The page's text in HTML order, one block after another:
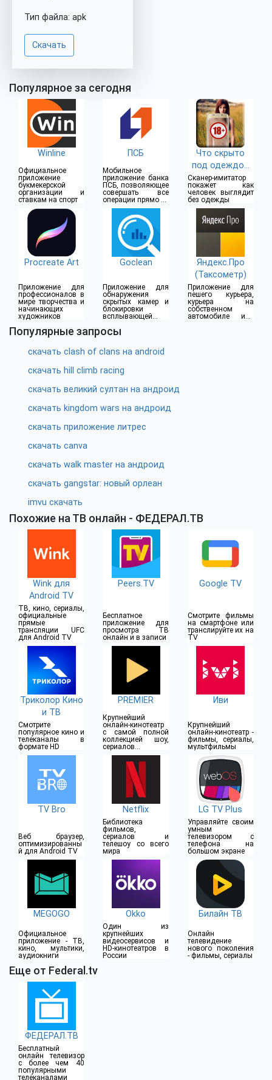
Тип файла: apk
Скачать
Популярное за сегодня
Winline
Официальное
приложение
букмекерской
организации и
ставкам на спорт
ПСБ
Мобильное
приложение банка
ПСБ, позволяющее
совершать все
операции прямо из
дома
Что скрыто
под одеждой
(18+)
Сканер-имитатор
покажет как
человек выглядит
без одежды
Procreate Art
Приложение для
профессионалов в
мире творчества и
начинающих
художников
Goclean
Приложение для
обнаружения
скрытых камер и
блокировки
всплывающей
Яндекс.Про
(Таксометр)
Приложение для
пешего курьера,
курьера на
собственном
автомобиле или
Популярные запросы
скачать clash of clans на android
скачать hill climb racing
скачать великий султан на андроид
скачать kingdom wars на андроид
скачать приложение литрес
скачать canva
скачать walk master на андроид
скачать gangstar: новый орлеан
imvu скачать
Похожие на ТВ онлайн - ФЕДЕРАЛ.ТВ
Wink для
Android TV
ТВ, кино, сериалы,
официальные
прямые
трансляции UFC
для Android TV
Peers.TV
Бесплатное
приложение для
просмотра ТВ
онлайн и в записи
Google TV
Смотрите фильмы
на смартфоне или
транслируйте их на
TV
Триколор Кино
и ТВ
Смотрите
популярное кино и
телеканалы в
формате HD
PREMIER
Крупнейший
онлайн-кинотеатр
с самой полной
коллекцией шоу,
сериалов и
фильмов
Иви
Крупнейший
онлайн-кинотеатр -
фильмы, сериалы,
мультфильмы
TV Bro
Веб браузер,
оптимизированны
й для Android TV
Netflix
Библиотека
фильмов,
сериалов и
телешоу со всего
мира
LG TV Plus
Управляйте своим
умным
телевизором с
телефона на
большом экране
MEGOGO
Официальное
приложение - ТВ,
кино, мультики,
аудиокниги
Okko
Один из
крупнейших
видеосервисов и
HD-кинотеатров в
России
Билайн ТВ
Онлайн
телевидение
нового поколения
- фильмы, сериалы
Еще от Federal.tv
ФЕДЕРАЛ.ТВ
Бесплатный
онлайн телевизор
с более чем 40
популярными
телеканалами